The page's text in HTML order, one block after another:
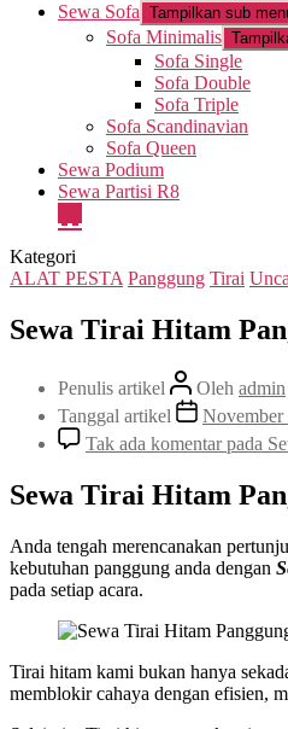
Sewa Sofa Tampilkan sub
Sofa Minimalis
Sofa Single
Sofa Double
Sofa Triple
Sofa Scandinavian
Sofa Queen
Sewa Podium
Sewa Partisi R8
Kategori
ALAT PESTA Panggung Tirai
Sewa Tirai Hitam
Penulis artikel Oleh admin
Tanggal artikel
November
Tak ada komentarpada
Sewa Tirai Hitam
Anda tengah merencanakan
kebutuhan panggung anda dengan
pada setiap acara.
Tirai hitam kami bukan hanya
memblokir cahaya dengan efisien,